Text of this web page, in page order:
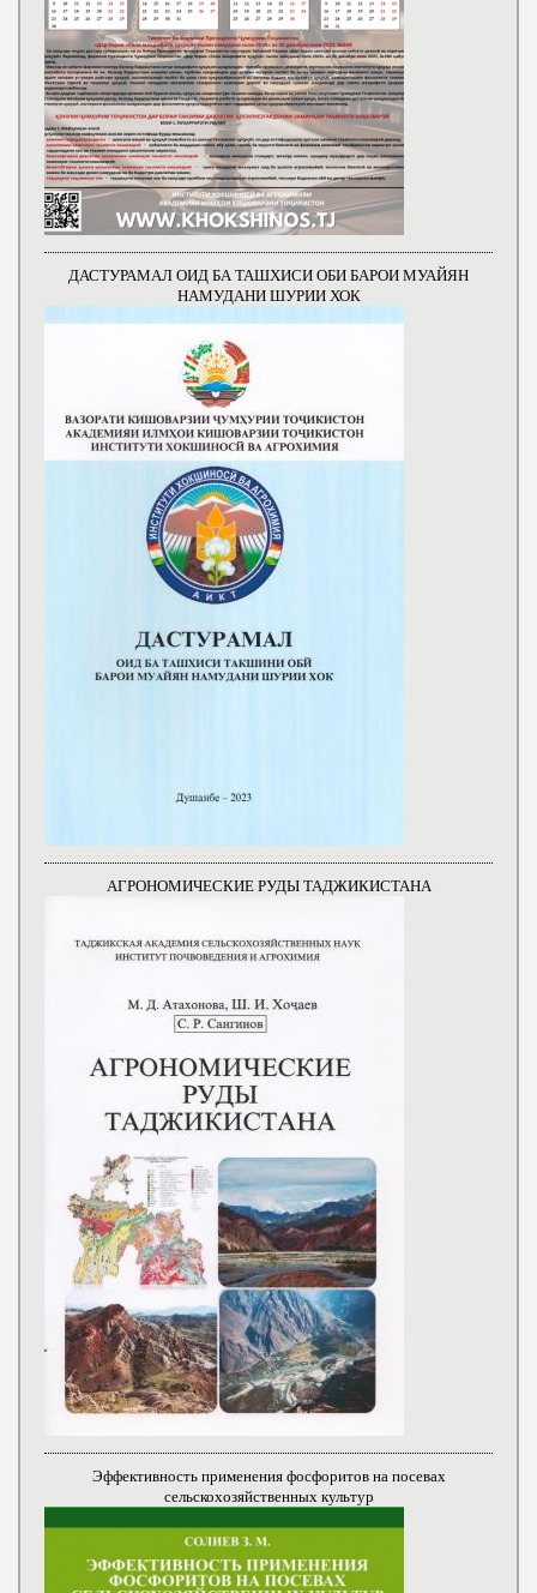
ДАСТУРАМАЛ ОИД БА ТАШХИСИ ОБИ БАРОИ МУАЙЯН
НАМУДАНИ ШУРИИ ХОК
АГРОНОМИЧЕСКИЕ РУДЫ ТАДЖИКИСТАНА
Эффективность применения фосфоритов на посевах
сельскохозяйственных культур